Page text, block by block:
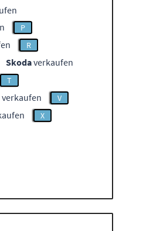
P
R
Skodaverkaufen
T
verkaufen V
X